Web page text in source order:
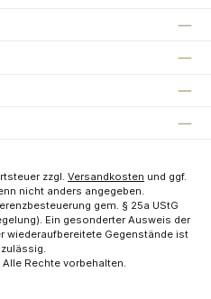
zzgl. Versandkosten und ggf.
nicht anders angegeben.
gem. § 25a UStG
Ein gesonderter Ausweis der
wiederaufbereitete Gegenstände ist
Alle Rechte vorbehalten.